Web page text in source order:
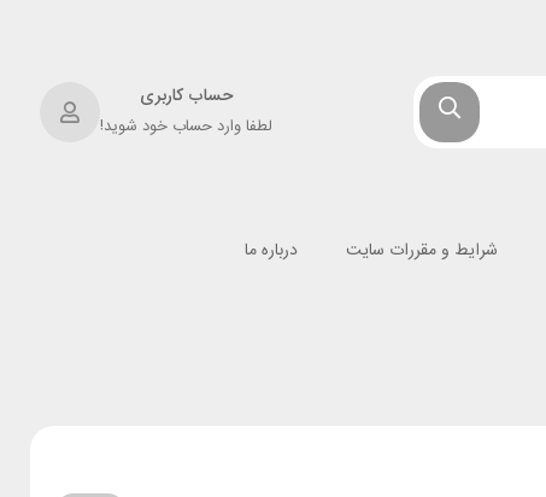
حساب کاربری
لطفا وارد حساب خود شوید!
شرایط و مقررات سایت
درباره ما